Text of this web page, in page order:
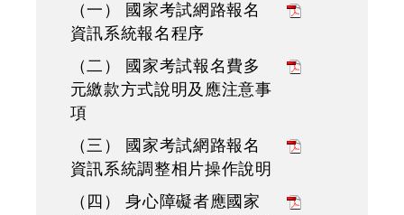
（一） 國家考試網路報名
資訊系統報名程序
（二） 國家考試報名費多
元繳款方式說明及應注意事
項
（三） 國家考試網路報名
資訊系統調整相片操作說明
（四） 身心障礙者應國家